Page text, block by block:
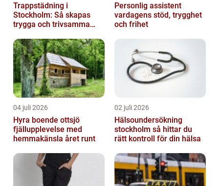
Trappstädning i
Stockholm: Så skapas
trygga och trivsamma
Personlig assistent
vardagens stöd, trygghet
och frihet
04 juli 2026
Hyra boende ottsjö
fjällupplevelse med
hemmakänsla året runt
02 juli 2026
Hälsoundersökning
stockholm så hittar du
rätt kontroll för din hälsa